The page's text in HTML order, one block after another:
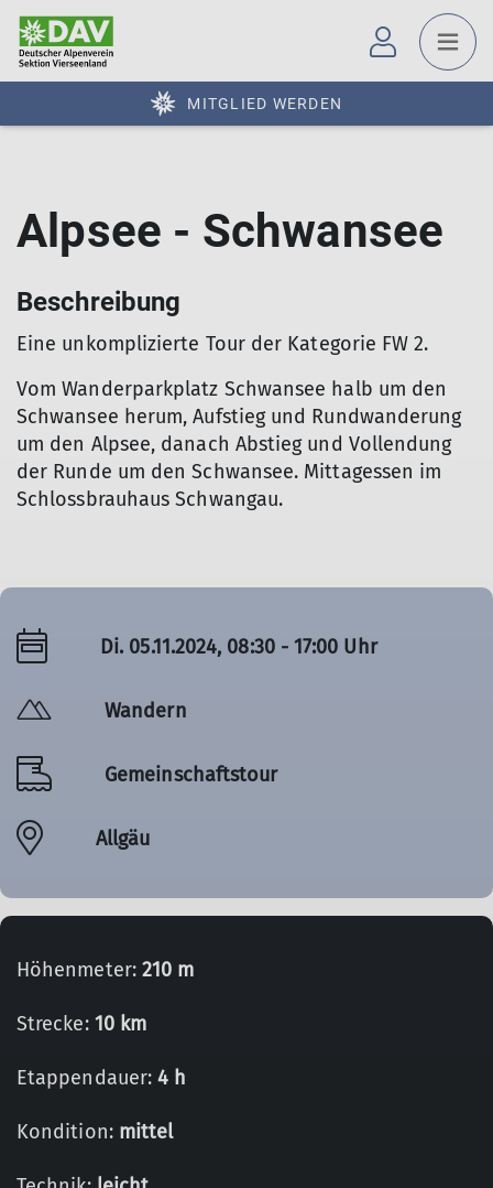
MITGLIED WERDEN
Alpsee - Schwansee
Beschreibung
Eine unkomplizierte Tour der Kategorie FW 2.
Vom Wanderparkplatz Schwansee halb um den
Schwansee herum, Aufstieg und Rundwanderung
um den Alpsee, danach Abstieg und Vollendung
der Runde um den Schwansee. Mittagessen im
Schlossbrauhaus Schwangau.
Di. 05.11.2024, 08:30 - 17:00 Uhr
Wandern
Gemeinschaftstour
Allgäu
Höhenmeter: 210 m
Strecke: 10 km
Etappendauer:4 h
Kondition: mittel